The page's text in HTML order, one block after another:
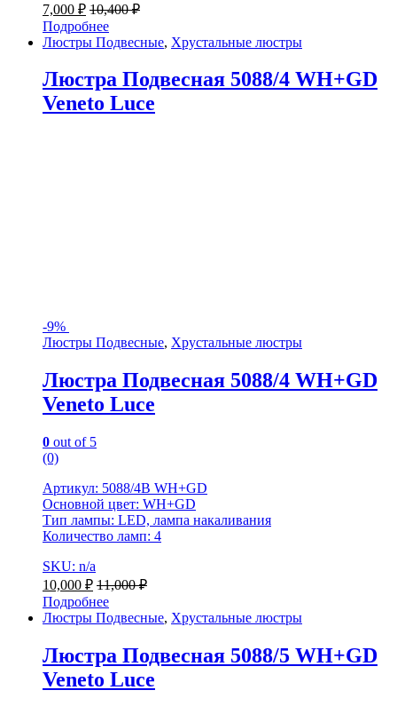
7,000 ₽ 10,400₽
Подробнее
Люстры Подвесные, Хрустальные люстры
Люстра Подвесная 5088/4 WH+GD
Veneto Luce
-9%
Люстры Подвесные, Хрустальные люстры
Люстра Подвесная 5088/4 WH+GD
Veneto Luce
0 out of 5
(0)
Артикул: 5088/4B WH+GD
Основной цвет: WH+GD
Тип лампы: LED, лампа накаливания
Количество ламп: 4
SKU: n/a
10,000 ₽ 11,000₽
Подробнее
Люстры Подвесные, Хрустальные люстры
Люстра Подвесная 5088/5 WH+GD
Veneto Luce